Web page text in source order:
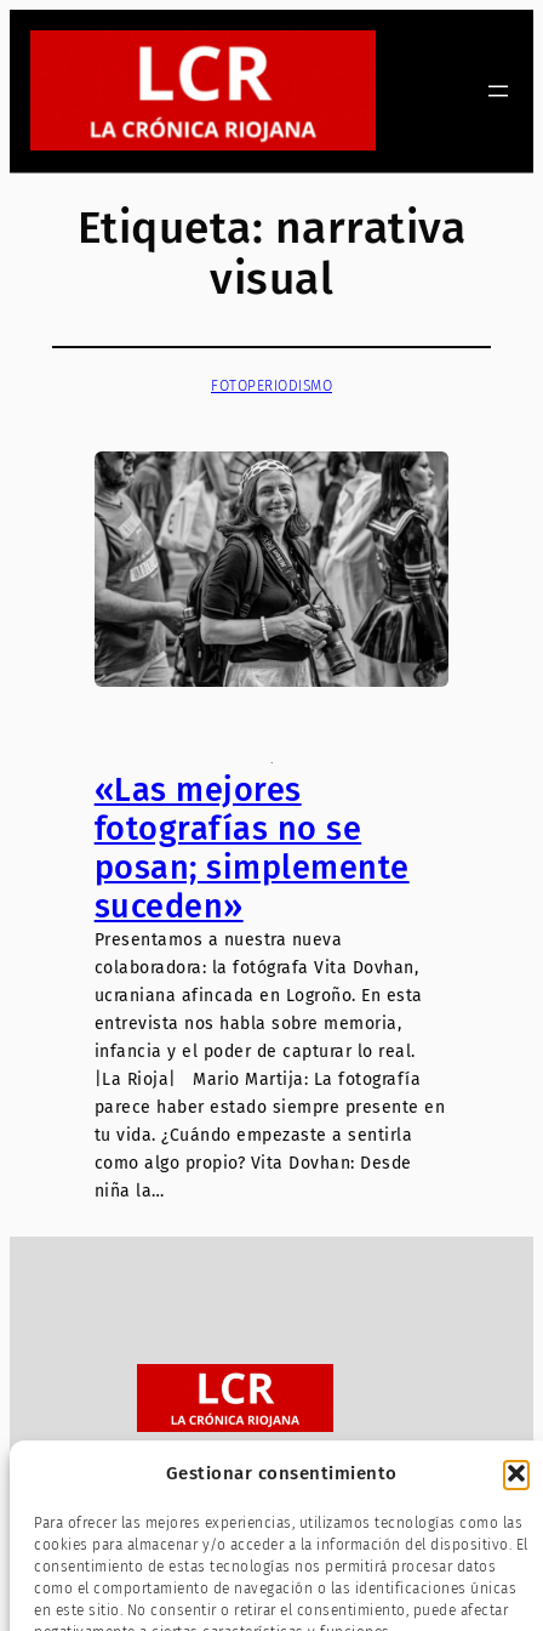
Gestionar consentimiento
Para ofrecer las mejores experiencias, utilizamos tecnologías como las
cookies para almacenar y/o acceder a la información del dispositivo. El
consentimiento de estas tecnologías nos permitirá procesar datos
como el comportamiento de navegación o las identificaciones únicas
en este sitio. No consentir o retirar el consentimiento, puede afectar
Saltar
Etiqueta: narrativa
visual
FOTOPERIODISMO
.
«Las mejores
fotografías no se
posan; simplemente
suceden»
Presentamos a nuestra nueva
colaboradora: la fotógrafa Vita Dovhan,
ucraniana afincada en Logroño. En esta
entrevista nos habla sobre memoria,
infancia y el poder de capturar lo real.
|La Rioja| Mario Martija: La fotografía
parece haber estado siempre presente en
tu vida. ¿Cuándo empezaste a sentirla
como algo propio? Vita Dovhan: Desde
niña la…
Política de privacidad
Términos de servicio
Política de cookies